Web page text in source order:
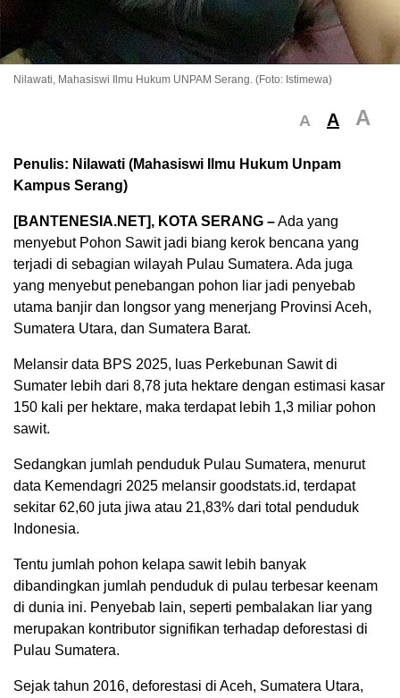
Nilawati, Mahasiswi Ilmu Hukum UNPAM Serang. (Foto: Istimewa)
A A A
Penulis: Nilawati (Mahasiswi Ilmu Hukum Unpam
Kampus Serang)
[BANTENESIA.NET], KOTA SERANG –Ada yang
menyebut Pohon Sawit jadi biang kerok bencana yang
terjadi di sebagian wilayah Pulau Sumatera. Ada juga
yang menyebut penebangan pohon liar jadi penyebab
utama banjir dan longsor yang menerjang Provinsi Aceh,
Sumatera Utara, dan Sumatera Barat.
Melansir data BPS 2025, luas Perkebunan Sawit di
Sumater lebih dari 8,78 juta hektare dengan estimasi kasar
150 kali per hektare, maka terdapat lebih 1,3 miliar pohon
sawit.
Sedangkan jumlah penduduk Pulau Sumatera, menurut
data Kemendagri 2025 melansir goodstats.id, terdapat
sekitar 62,60 juta jiwa atau 21,83% dari total penduduk
Indonesia.
Tentu jumlah pohon kelapa sawit lebih banyak
dibandingkan jumlah penduduk di pulau terbesar keenam
di dunia ini. Penyebab lain, seperti pembalakan liar yang
merupakan kontributor signifikan terhadap deforestasi di
Pulau Sumatera.
Sejak tahun 2016, deforestasi di Aceh, Sumatera Utara,